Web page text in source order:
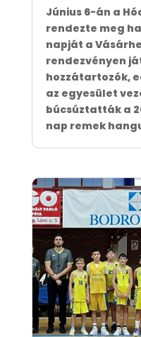
Június 6-án a
rendezte meg
napját a
rendezvényen
hozzátartozók,
az egyesület
búcsúztatták a
nap remek